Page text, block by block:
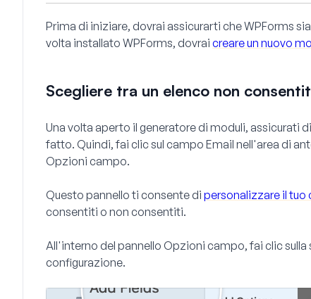
Prima di iniziare, dovrai assicurarti che WPForms sia
volta installato WPForms, dovrai creare un nuovo
Scegliere tra un elenco non
Una volta aperto il generatore di moduli, assicurati
fatto. Quindi, fai clic sul campo Email nell'area di
Opzioni campo.
Questo pannello ti consente di personalizzare il tuo
consentiti o non consentiti.
All'interno del pannello Opzioni campo, fai clic sulla
configurazione.